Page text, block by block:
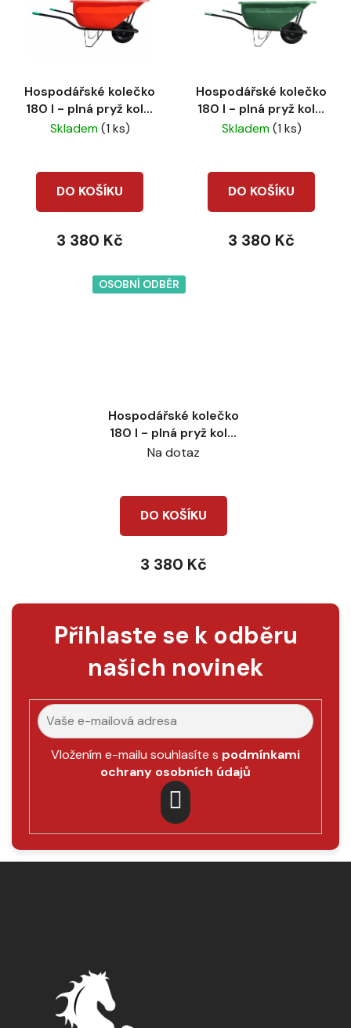
Hospodářské kolečko
180 l - plná pryž kolo,
červená korba
Skladem(1 ks)
DO KOŠÍKU
3 380 Kč
Hospodářské kolečko
180 l - plná pryž kolo,
tm.zelená korba
Skladem(1 ks)
DO KOŠÍKU
3 380 Kč
OSOBNÍ ODBĚR
Hospodářské kolečko
180 l - plná pryž kolo,
žlutá korba
Na dotaz
DO KOŠÍKU
3 380 Kč
Přihlaste se k odběru
našich novinek
Vložením e-mailu souhlasíte s podmínkami
ochrany osobních údajů
PŘIHLÁSIT
SE